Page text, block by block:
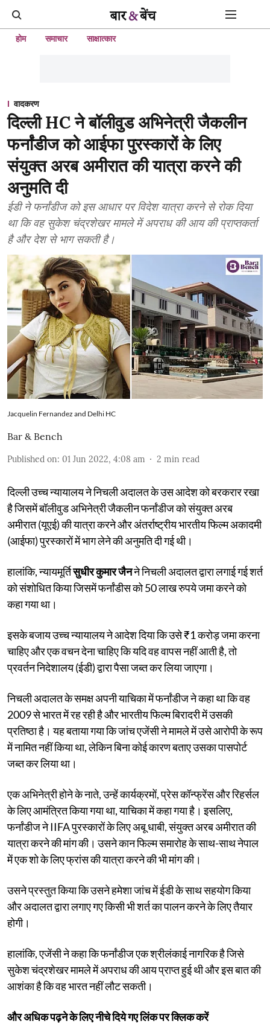
होम समाचार साक्षात्कार
वादकरण
दिल्ली HC ने बॉलीवुड अभिनेत्री जैकलीन
फर्नांडीज को आईफा पुरस्कारों के लिए
संयुक्त अरब अमीरात की यात्रा करने की
अनुमति दी
ईडी ने फर्नांडीज को इस आधार पर विदेश यात्रा करने से रोक दिया
था कि वह सुकेश चंद्रशेखर मामले में अपराध की आय की प्राप्तकर्ता
है और देश से भाग सकती है।
Jacquelin Fernandez and Delhi HC
Bar & Bench
Published on: 01 Jun 2022, 4:08 am 2 min read
दिल्ली उच्च न्यायालय ने निचली अदालत के उस आदेश को बरकरार रखा
है जिसमें बॉलीवुड अभिनेत्री जैकलीन फर्नांडीज को संयुक्त अरब
अमीरात (यूएई) की यात्रा करने और अंतर्राष्ट्रीय भारतीय फिल्म अकादमी
(आईफा) पुरस्कारों में भाग लेने की अनुमति दी गई थी।
हालांकि, न्यायमूर्तिसुधीर कुमार जैनने निचली अदालत द्वारा लगाई गई शर्त
को संशोधित किया जिसमें फर्नांडीस को 50 लाख रुपये जमा करने को
कहा गया था।
इसके बजाय उच्च न्यायालय ने आदेश दिया कि उसे ₹1 करोड़ जमा करना
चाहिए और एक वचन देना चाहिए कि यदि वह वापस नहीं आती है, तो
प्रवर्तन निदेशालय (ईडी) द्वारा पैसा जब्त कर लिया जाएगा।
निचली अदालत के समक्ष अपनी याचिका में फर्नांडीज ने कहा था कि वह
2009 से भारत में रह रही है और भारतीय फिल्म बिरादरी में उसकी
प्रतिष्ठा है। यह बताया गया कि जांच एजेंसी ने मामले में उसे आरोपी के रूप
में नामित नहीं किया था, लेकिन बिना कोई कारण बताए उसका पासपोर्ट
जब्त कर लिया था।
एक अभिनेत्री होने के नाते, उन्हें कार्यक्रमों, प्रेस कॉन्फ्रेंस और रिहर्सल
के लिए आमंत्रित किया गया था, याचिका में कहा गया है। इसलिए,
फर्नांडीज ने IIFA पुरस्कारों के लिए अबू धाबी, संयुक्त अरब अमीरात की
यात्रा करने की मांग की। उसने कान फिल्म समारोह के साथ-साथ नेपाल
में एक शो के लिए फ्रांस की यात्रा करने की भी मांग की।
उसने प्रस्तुत किया कि उसने हमेशा जांच में ईडी के साथ सहयोग किया
और अदालत द्वारा लगाए गए किसी भी शर्त का पालन करने के लिए तैयार
होगी।
हालांकि, एजेंसी ने कहा कि फर्नांडीज एक श्रीलंकाई नागरिक है जिसे
सुकेश चंद्रशेखर मामले में अपराध की आय प्राप्त हुई थी और इस बात की
आशंका है कि वह भारत नहीं लौट सकती।
और अधिक पढ़ने के लिए नीचे दिये गए लिंक पर क्लिक करें